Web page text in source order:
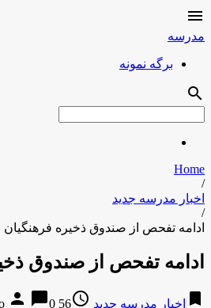

مدرسه
برگه نمونه
search
Home
/
اخبار مدرسه جدید
/
ادامه تفحص از صندوق ذخیره فرهنگیان
ادامه تفحص از صندوق
bookmark اخبار مدرسه جدید access_time
56 years ago
person chat_bubble0